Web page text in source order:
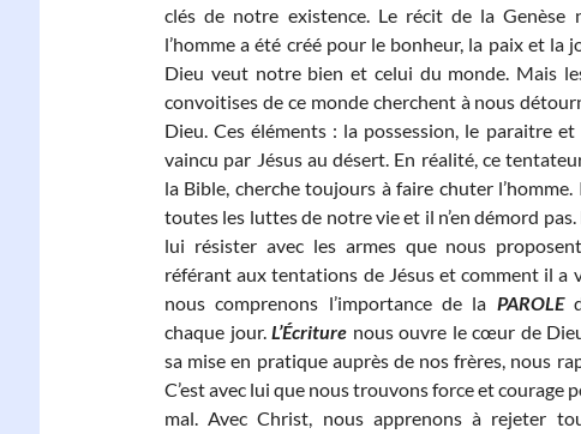
clés de notre existence. Le récit de la Genèse
l’homme a été créé pour le bonheur, la paix et la
Dieu veut notre bien et celui du monde. Mais
convoitises de ce monde cherchent à nous
Dieu. Ces éléments : la possession, le paraitre
vaincu par Jésus au désert. En réalité, ce
la Bible, cherche toujours à faire chuter
toutes les luttes de notre vie et il n’en démord
lui résister avec les armes que nous
référant aux tentations de Jésus et comment il a
nous comprenons l’importance de la PAROLE
chaque jour.L’Écriture nous ouvre le cœur de
sa mise en pratique auprès de nos frères, nous
C’est avec lui que nous trouvons force et courage
mal. Avec Christ, nous apprenons à rejeter